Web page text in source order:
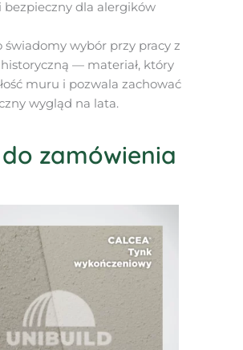
bezpieczny dla alergików
świadomy wybór przy pracy z
— materiał, który
muru i pozwala zachować
wygląd na lata.
zamówienia
do
1783,50zł